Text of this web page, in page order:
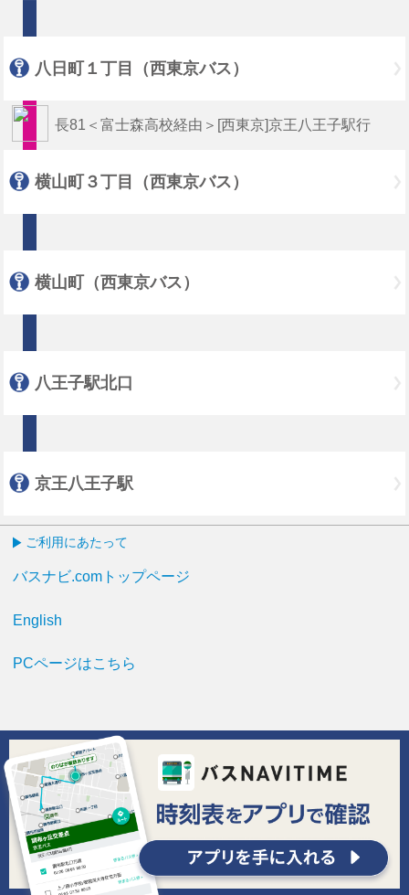
八日町１丁目（西東京バス）
長81＜富士森高校経由＞[西東京]京王八王子駅行
横山町３丁目（西東京バス）
横山町（西東京バス）
八王子駅北口
京王八王子駅
ご利用にあたって
バスナビ.comトップページ
English
PCページはこちら